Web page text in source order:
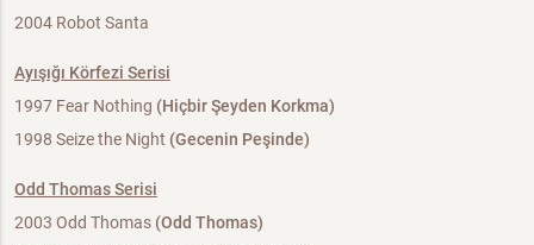
2004 Robot Santa
Ayışığı Körfezi Serisi
1997 Fear Nothing (Hiçbir Şeyden Korkma)
1998 Seize the Night (Gecenin Peşinde)
Odd Thomas Serisi
2003 Odd Thomas (Odd Thomas)